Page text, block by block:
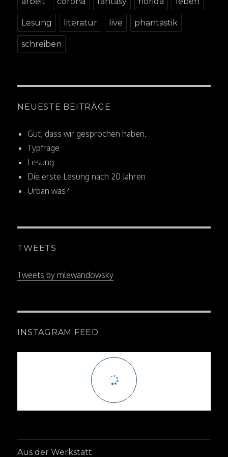
Lesung literatur live phantastik
schreiben
NEUESTE BEITRÄGE
Gut, dass wir gesprochen haben.
Typfrage
Lesung
Die erste Lesung nach 20 Jahren
Urban was?
TWEETS
Tweets by mlewandowsky
INSTAGRAM FEED
Aus der Werkstatt